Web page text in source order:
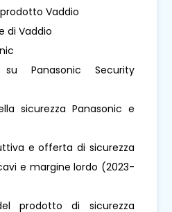
Vaddio
di Vaddio
su Panasonic Security
sicurezza Panasonic e
e offerta di sicurezza
e margine lordo (2023-
prodotto di sicurezza